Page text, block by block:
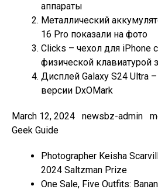
аппараты
Металлический
16 Pro показали на фото
Clicks – чехол для iPhone
физической клавиатурой
Дисплей Galaxy S24 Ultra
версии DxOMark
March 12, 2024 newsbz-admin
Geek Guide
Photographer Keisha
2024 Saltzman Prize
One Sale, Five Outfits: